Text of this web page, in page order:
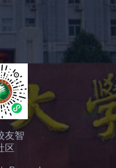
友智
区